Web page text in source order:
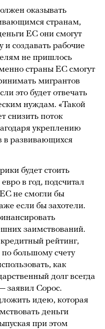
оказывать
странам,
ЕС они смогут
и создавать рабочие
не пришлось
страны ЕС смогут
мигрантов
это будет отвечать
нуждам. «Такой
снизить поток
укреплению
в развивающихся
будет стоить
в год, подсчитал
не смогли бы
если бы захотели.
заимствований.
рейтинг,
по большому счету
как
долг всегда
заявил Сорос.
идею, которая
деньги
при этом